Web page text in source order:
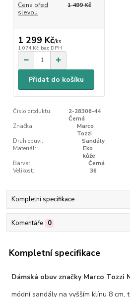
Cena před
slevou
1 499 Kč
1 299 Kč/ks
1 074 Kč bez DPH
Přidat do košíku
Číslo produktu:
2-28306-44
Černá
Značka:
Marco
Tozzi
Druh obuvi:
Sandály
Materiál:
Eko
kůže
Barva:
Černá
Velikost:
36
Kompletní specifikace
Komentáře 0
Kompletní specifikace
Dámská obuv značky Marco Tozzi
módní sandály na vyšším klínu 8 cm,